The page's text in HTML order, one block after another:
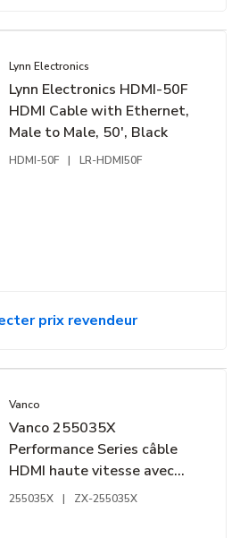
Lynn Electronics
Lynn Electronics HDMI-50F
HDMI Cable with Ethernet,
Male to Male, 50', Black
HDMI-50F | LR-HDMI50F
prix revendeur
Vanco
Vanco 255035X
Performance Series câble
HDMI haute vitesse avec
Ethernet, 35', noir
255035X | ZX-255035X